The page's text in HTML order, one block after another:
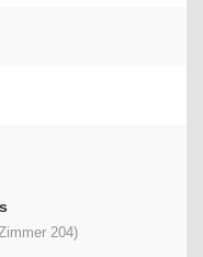
204)